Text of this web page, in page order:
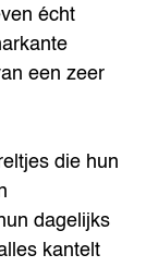
écht
een zeer
die hun
dagelijks
kantelt